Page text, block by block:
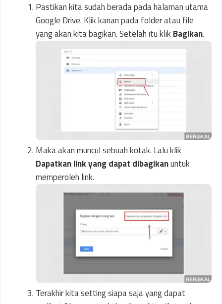
Pastikan kita sudah berada pada halaman utama
Google Drive. Klik kanan pada folder atau file
yang akan kita bagikan. Setelah itu klik Bagikan.
Maka akan muncul sebuah kotak. Lalu klik
Dapatkan link yang dapat dibagikanuntuk
memperoleh link.
Terakhir kita setting siapa saja yang dapat